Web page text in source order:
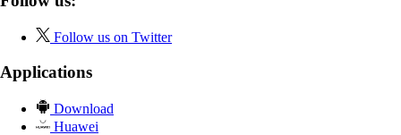
Follow us on Twitter
Applications
Download
Huawei